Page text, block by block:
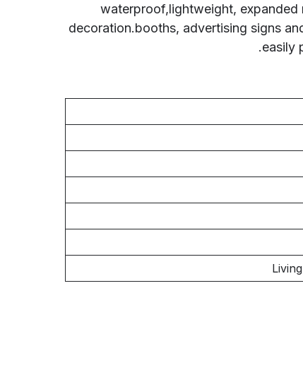
waterproof,lightweight,
decoration.booths, advertising signs
easily